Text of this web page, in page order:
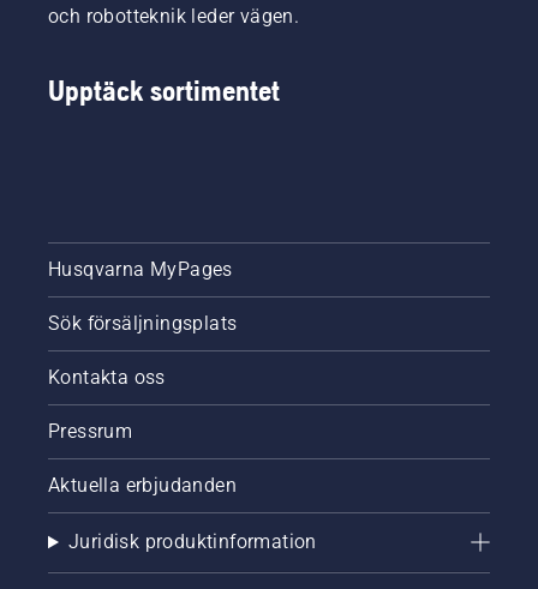
och robotteknik leder vägen.
Upptäck sortimentet
Husqvarna MyPages
Sök försäljningsplats
Kontakta oss
Pressrum
Aktuella erbjudanden
Juridisk produktinformation